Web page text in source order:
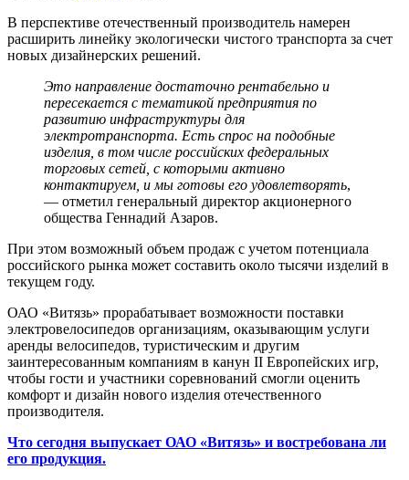
В перспективе отечественный производитель намерен
расширить линейку экологически чистого транспорта за счет
новых дизайнерских решений.
Это направление достаточно рентабельно и
пересекается с тематикой предприятия по
развитию инфраструктуры для
электротранспорта. Есть спрос на подобные
изделия, в том числе российских федеральных
торговых сетей, с которыми активно
контактируем, и мы готовы его удовлетворять,
— отметил генеральный директор акционерного
общества Геннадий Азаров.
При этом возможный объем продаж с учетом потенциала
российского рынка может составить около тысячи изделий в
текущем году.
ОАО «Витязь» прорабатывает возможности поставки
электровелосипедов организациям, оказывающим услуги
аренды велосипедов, туристическим и другим
заинтересованным компаниям в канун II Европейских игр,
чтобы гости и участники соревнований смогли оценить
комфорт и дизайн нового изделия отечественного
производителя.
Что сегодня выпускает ОАО «Витязь» и востребована ли
его продукция.